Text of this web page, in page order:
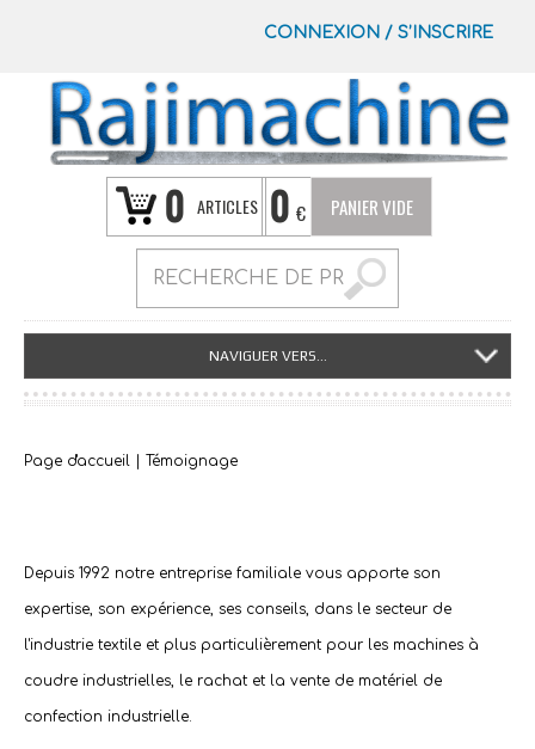
CONNEXION / S’INSCRIRE
0 ARTICLES 0 € PANIER VIDE
NAVIGUER VERS...
Page d'accueil | Témoignage
Depuis 1992 notre entreprise familiale vous apporte son
expertise, son expérience, ses conseils, dans le secteur de
l'industrie textile et plus particulièrement pour les machines à
coudre industrielles, le rachat et la vente de matériel de
confection industrielle.